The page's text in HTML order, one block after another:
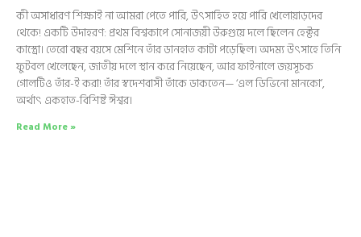
কী অসাধারণ শিক্ষাই না আমরা পেতে পারি, উৎসাহিত হয়ে পারি খেলোয়াড়দের
থেকে! একটি উদাহরণ: প্রথম বিশ্বকাপে সোনাজয়ী উরুগুয়ে দলে ছিলেন হেক্টর
কাস্ত্রো। তেরো বছর বয়সে মেশিনে তাঁর ডানহাত কাটা পড়েছিল। অদম্য উৎসাহে তিনি
ফুটবল খেলেছেন, জাতীয় দলে স্থান করে নিয়েছেন, আর ফাইনালে জয়সূচক
গোলটিও তাঁর-ই করা! তাঁর স্বদেশবাসী তাঁকে ডাকতেন— ‘এল ডিভিনো মানকো’,
অর্থাৎ একহাত-বিশিষ্ট ঈশ্বর।
Read More »